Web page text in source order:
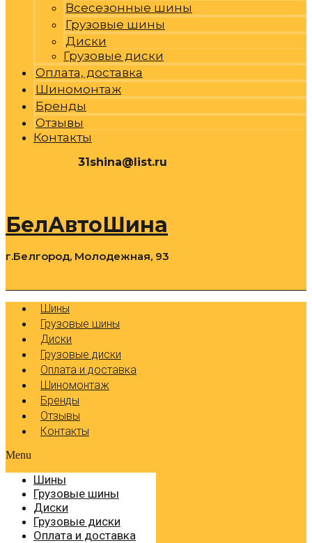
Всесезонные шины
Грузовые шины
Диски
Грузовые диски
Оплата, доставка
Шиномонтаж
Бренды
Отзывы
Контакты
31shina@list.ru
БелАвтоШина
г.Белгород, Молодежная, 93
Шины
Грузовые шины
Диски
Грузовые диски
Оплата и доставка
Шиномонтаж
Бренды
Отзывы
Контакты
Menu
Шины
Грузовые шины
Диски
Грузовые диски
Оплата и доставка